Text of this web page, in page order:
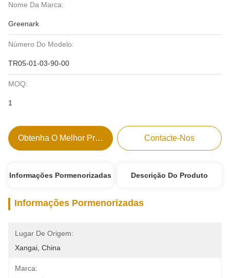
Nome Da Marca:
Greenark
Número Do Modelo:
TR05-01-03-90-00
MOQ:
1
Obtenha O Melhor Preço Contacte-Nos
Informações Pormenorizadas Descrição Do Produto
Informações Pormenorizadas
Lugar De Origem:
Xangai, China
Marca: